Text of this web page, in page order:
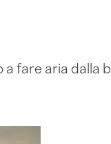
a fare aria dalla